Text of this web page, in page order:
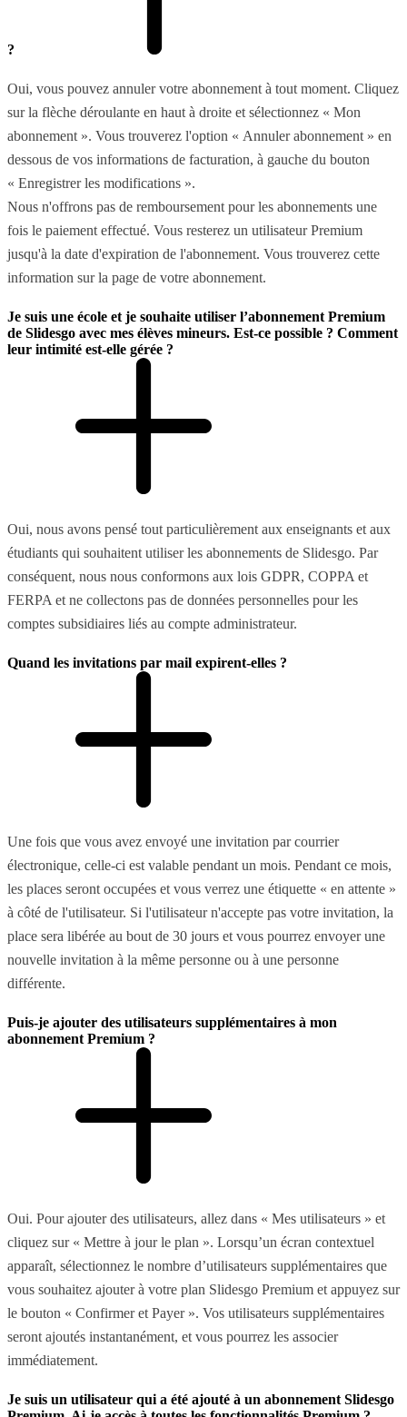
?
Oui, vous pouvez annuler votre abonnement à tout moment. Cliquez
sur la flèche déroulante en haut à droite et sélectionnez « Mon
abonnement ». Vous trouverez l'option « Annuler abonnement » en
dessous de vos informations de facturation, à gauche du bouton
« Enregistrer les modifications ».
Nous n'offrons pas de remboursement pour les abonnements une
fois le paiement effectué. Vous resterez un utilisateur Premium
jusqu'à la date d'expiration de l'abonnement. Vous trouverez cette
information sur la page de votre abonnement.
Je suis une école et je souhaite utiliser l’abonnement Premium
de Slidesgo avec mes élèves mineurs. Est-ce possible ? Comment
leur intimité est-elle gérée ?
Oui, nous avons pensé tout particulièrement aux enseignants et aux
étudiants qui souhaitent utiliser les abonnements de Slidesgo. Par
conséquent, nous nous conformons aux lois GDPR, COPPA et
FERPA et ne collectons pas de données personnelles pour les
comptes subsidiaires liés au compte administrateur.
Quand les invitations par mail expirent-elles ?
Une fois que vous avez envoyé une invitation par courrier
électronique, celle-ci est valable pendant un mois. Pendant ce mois,
les places seront occupées et vous verrez une étiquette « en attente »
à côté de l'utilisateur. Si l'utilisateur n'accepte pas votre invitation, la
place sera libérée au bout de 30 jours et vous pourrez envoyer une
nouvelle invitation à la même personne ou à une personne
différente.
Puis-je ajouter des utilisateurs supplémentaires à mon
abonnement Premium ?
Oui. Pour ajouter des utilisateurs, allez dans « Mes utilisateurs » et
cliquez sur « Mettre à jour le plan ». Lorsqu’un écran contextuel
apparaît, sélectionnez le nombre d’utilisateurs supplémentaires que
vous souhaitez ajouter à votre plan Slidesgo Premium et appuyez sur
le bouton « Confirmer et Payer ». Vos utilisateurs supplémentaires
seront ajoutés instantanément, et vous pourrez les associer
immédiatement.
Je suis un utilisateur qui a été ajouté à un abonnement Slidesgo